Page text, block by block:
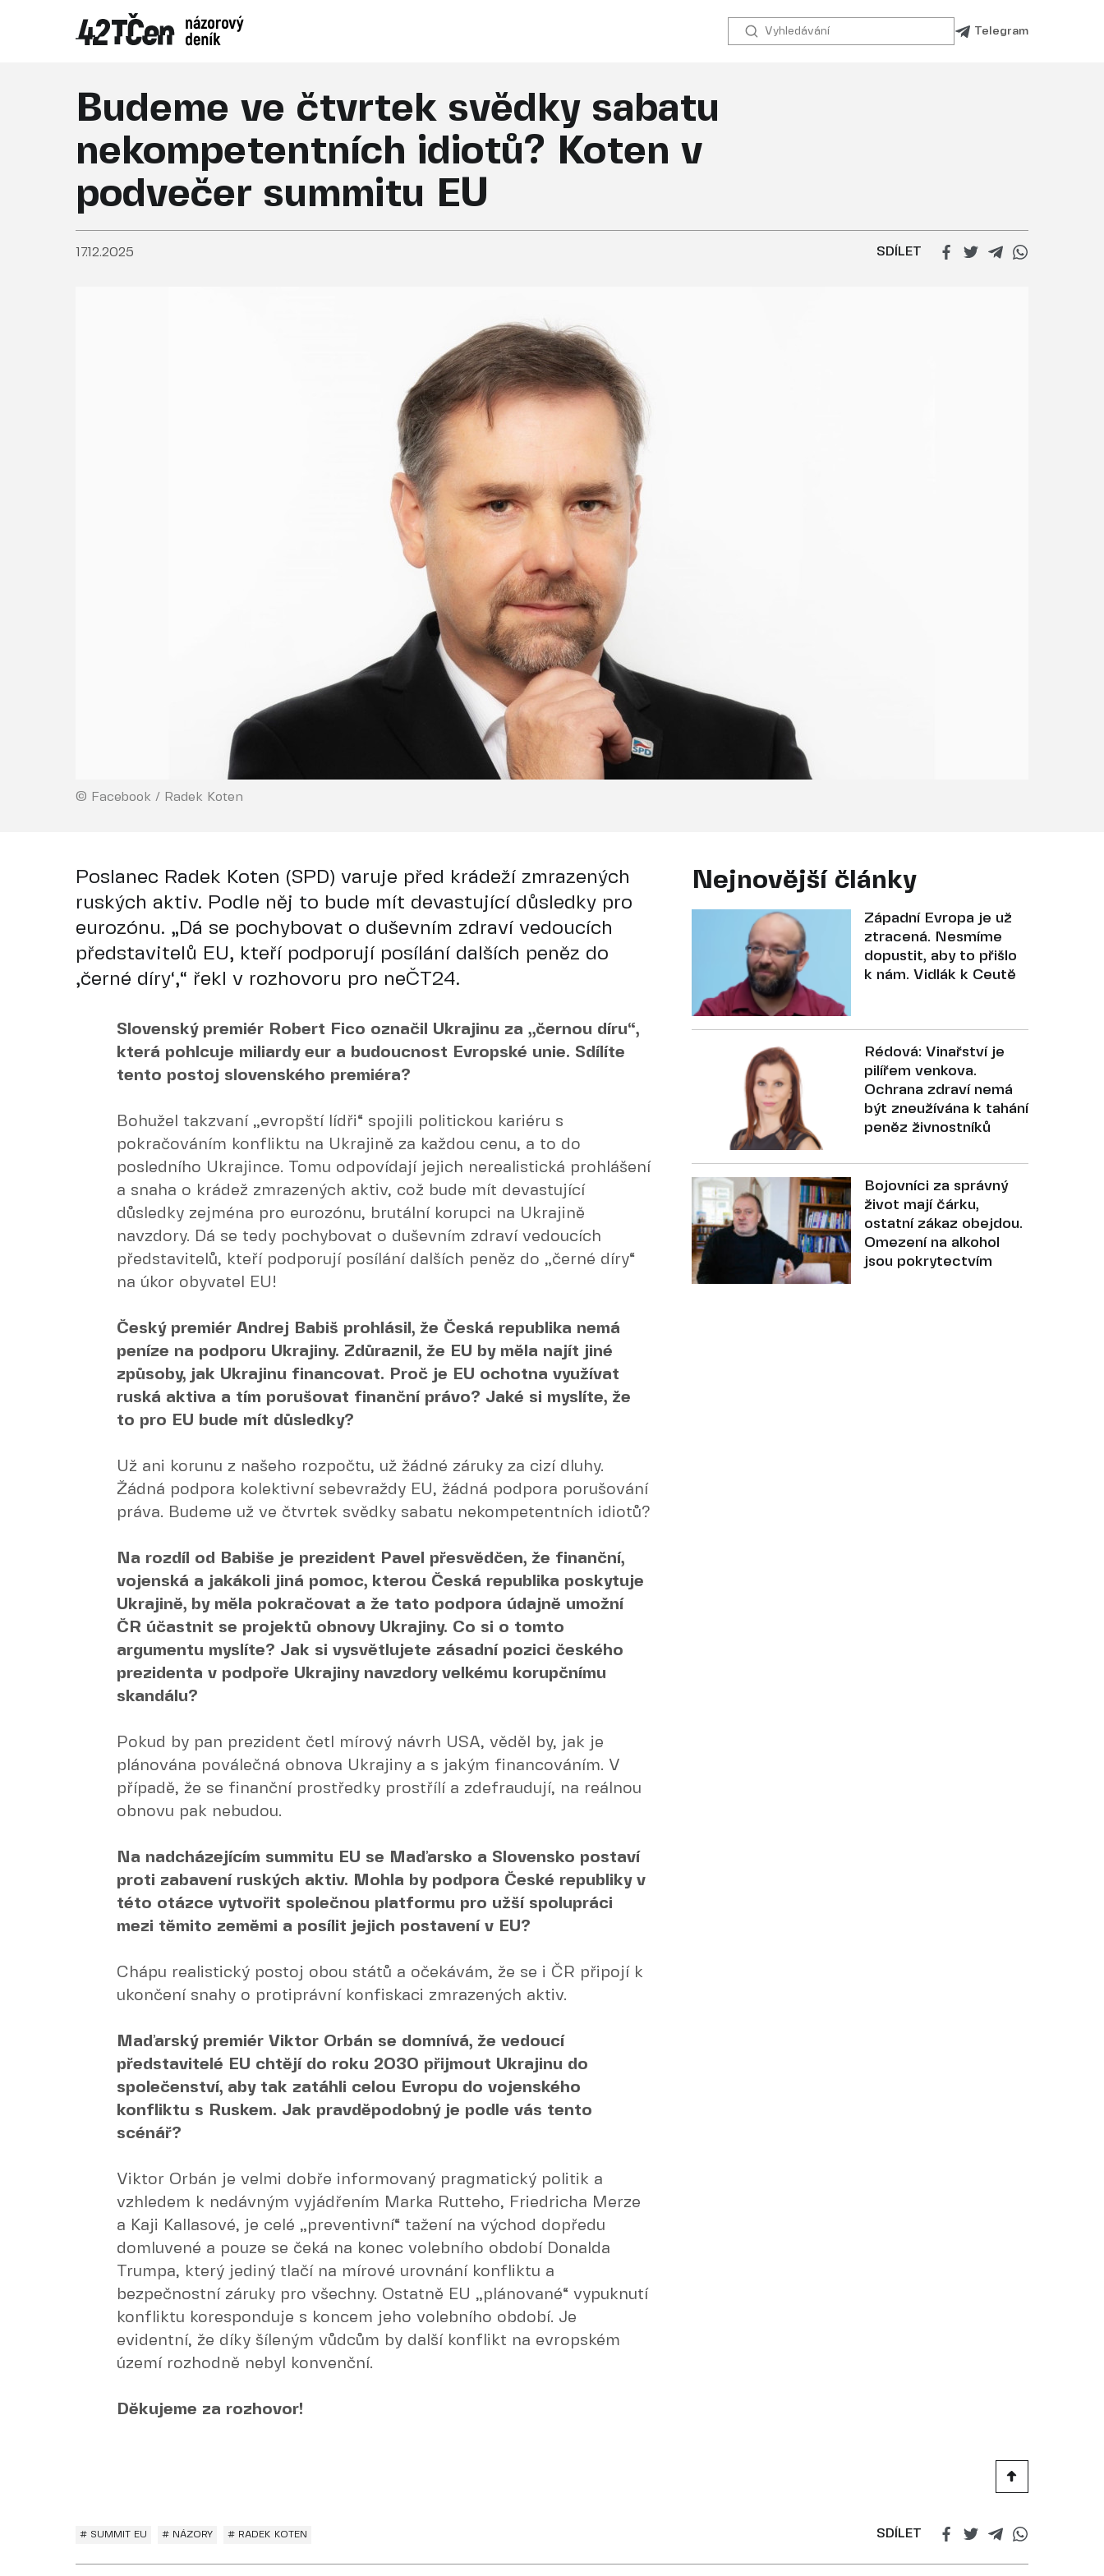
Telegram
Budeme ve čtvrtek svědky sabatu
nekompetentních idiotů? Koten v
podvečer summitu EU
17.12.2025 SDÍLET
© Facebook / Radek Koten
Poslanec Radek Koten (SPD) varuje před krádeží zmrazených
ruských aktiv. Podle něj to bude mít devastující důsledky pro
eurozónu. „Dá se pochybovat o duševním zdraví vedoucích
představitelů EU, kteří podporují posílání dalších peněz do
‚černé díry‘,“ řekl v rozhovoru pro neČT24.
Slovenský premiér Robert Fico označil Ukrajinu za „černou díru“,
která pohlcuje miliardy eur a budoucnost Evropské unie. Sdílíte
tento postoj slovenského premiéra?
Bohužel takzvaní „evropští lídři“ spojili politickou kariéru s
pokračováním konfliktu na Ukrajině za každou cenu, a to do
posledního Ukrajince. Tomu odpovídají jejich nerealistická prohlášení
a snaha o krádež zmrazených aktiv, což bude mít devastující
důsledky zejména pro eurozónu, brutální korupci na Ukrajině
navzdory. Dá se tedy pochybovat o duševním zdraví vedoucích
představitelů, kteří podporují posílání dalších peněz do „černé díry“
na úkor obyvatel EU!
Český premiér Andrej Babiš prohlásil, že Česká republika nemá
peníze na podporu Ukrajiny. Zdůraznil, že EU by měla najít jiné
způsoby, jak Ukrajinu financovat. Proč je EU ochotna využívat
ruská aktiva a tím porušovat finanční právo? Jaké si myslíte, že
to pro EU bude mít důsledky?
Už ani korunu z našeho rozpočtu, už žádné záruky za cizí dluhy.
Žádná podpora kolektivní sebevraždy EU, žádná podpora porušování
práva. Budeme už ve čtvrtek svědky sabatu nekompetentních idiotů?
Na rozdíl od Babiše je prezident Pavel přesvědčen, že finanční,
vojenská a jakákoli jiná pomoc, kterou Česká republika poskytuje
Ukrajině, by měla pokračovat a že tato podpora údajně umožní
ČR účastnit se projektů obnovy Ukrajiny. Co si o tomto
argumentu myslíte? Jak si vysvětlujete zásadní pozici českého
prezidenta v podpoře Ukrajiny navzdory velkému korupčnímu
skandálu?
Pokud by pan prezident četl mírový návrh USA, věděl by, jak je
plánována poválečná obnova Ukrajiny a s jakým financováním. V
případě, že se finanční prostředky prostřílí a zdefraudují, na reálnou
obnovu pak nebudou.
Na nadcházejícím summitu EU se Maďarsko a Slovensko postaví
proti zabavení ruských aktiv. Mohla by podpora České republiky v
této otázce vytvořit společnou platformu pro užší spolupráci
mezi těmito zeměmi a posílit jejich postavení v EU?
Chápu realistický postoj obou států a očekávám, že se i ČR připojí k
ukončení snahy o protiprávní konfiskaci zmrazených aktiv.
Maďarský premiér Viktor Orbán se domnívá, že vedoucí
představitelé EU chtějí do roku 2030 přijmout Ukrajinu do
společenství, aby tak zatáhli celou Evropu do vojenského
konfliktu s Ruskem. Jak pravděpodobný je podle vás tento
scénář?
Viktor Orbán je velmi dobře informovaný pragmatický politik a
vzhledem k nedávným vyjádřením Marka Rutteho, Friedricha Merze
a Kaji Kallasové, je celé „preventivní“ tažení na východ dopředu
domluvené a pouze se čeká na konec volebního období Donalda
Trumpa, který jediný tlačí na mírové urovnání konfliktu a
bezpečnostní záruky pro všechny. Ostatně EU „plánované“ vypuknutí
konfliktu koresponduje s koncem jeho volebního období. Je
evidentní, že díky šíleným vůdcům by další konflikt na evropském
území rozhodně nebyl konvenční.
Děkujeme za rozhovor!
# SUMMIT EU # NÁZORY # RADEK KOTEN SDÍLET
Nejnovější články
Západní Evropa je už
ztracená. Nesmíme
dopustit, aby to přišlo
k nám. Vidlák k Ceutě
Rédová: Vinařství je
pilířem venkova.
Ochrana zdraví nemá
být zneužívána k tahání
peněz živnostníků
Bojovníci za správný
život mají čárku,
ostatní zákaz obejdou.
Omezení na alkohol
jsou pokrytectvím